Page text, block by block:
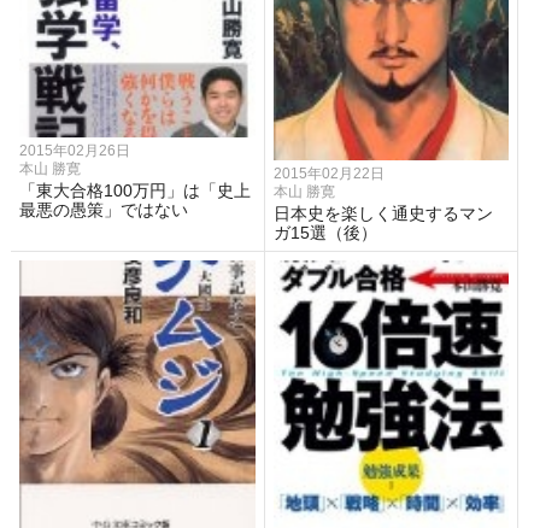
2015年02月26日
本山 勝寛
「東大合格100万円」は「史上
最悪の愚策」ではない
2015年02月22日
本山 勝寛
日本史を楽しく通史するマン
ガ15選（後）